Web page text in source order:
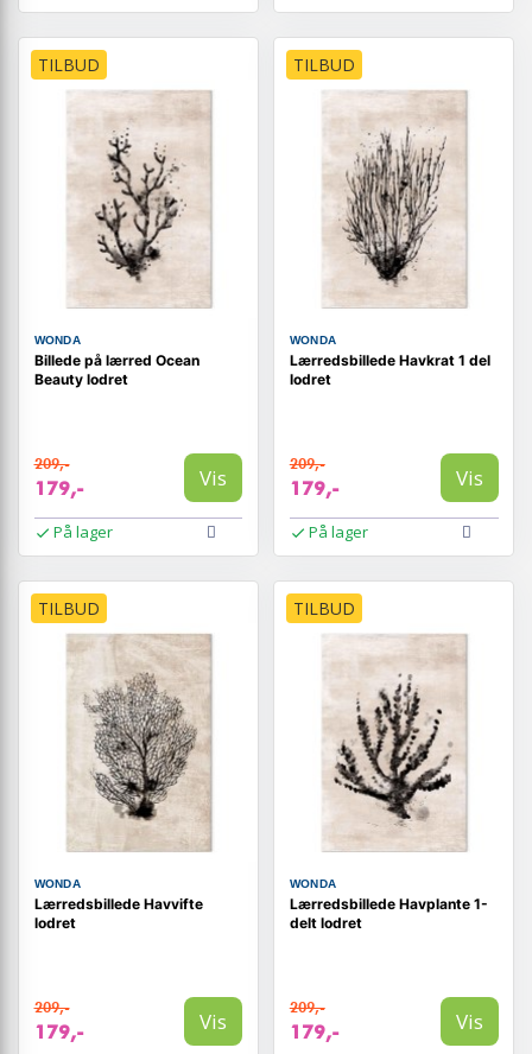
TILBUD
WONDA
Billede på lærred Ocean
Beauty lodret
209,-
179,- Vis
På lager
TILBUD
WONDA
Lærredsbillede Havkrat 1 del
lodret
209,-
179,- Vis
På lager
TILBUD
WONDA
Lærredsbillede Havvifte
lodret
209,-
179,- Vis
TILBUD
WONDA
Lærredsbillede Havplante 1-
delt lodret
209,-
179,- Vis